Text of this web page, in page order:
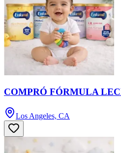
COMPRÓ FÓRMULA
Los Angeles, CA